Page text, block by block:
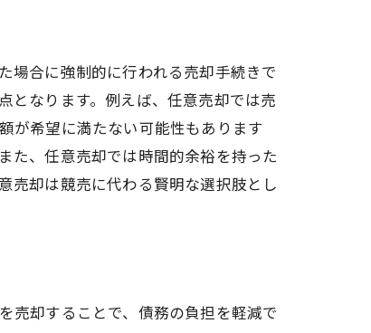
場合に強制的に行われる売却手続きで
となります。例えば、任意売却では売
が希望に満たない可能性もあります
た、任意売却では時間的余裕を持った
売却は競売に代わる賢明な選択肢とし
売却することで、債務の負担を軽減で